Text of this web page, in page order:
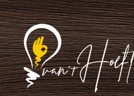
Ga
naar
inhoud